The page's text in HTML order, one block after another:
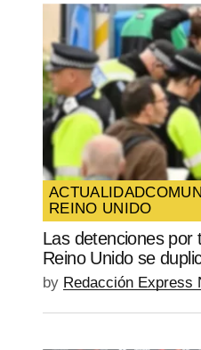
Your Name*
Your E-mail
Guarda mi
web en este
vez que comente.
SUBMIT
ACTUALIDAD
REINO UNIDO
Las detenciones por
Reino Unido se
by Redacción Express